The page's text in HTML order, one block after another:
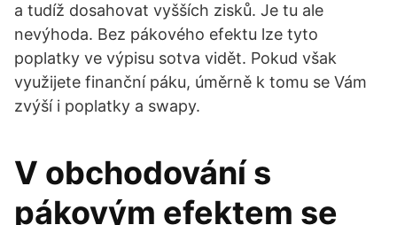
a tudíž dosahovat vyšších zisků. Je tu ale
nevýhoda. Bez pákového efektu lze tyto
poplatky ve výpisu sotva vidět. Pokud však
využijete finanční páku, úměrně k tomu se Vám
zvýší i poplatky a swapy.
V obchodování s
pákovým efektem se